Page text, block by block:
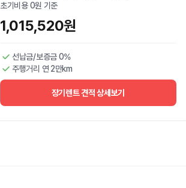
초기비용 0원 기준
1,015,520원
선납금/보증금 0%
주행거리 연 2만km
장기렌트 견적 상세보기